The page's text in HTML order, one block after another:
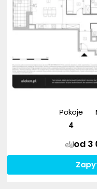
Pokoje
4
od 3